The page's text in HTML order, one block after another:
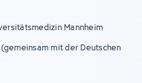
Mannheim
mit der Deutschen